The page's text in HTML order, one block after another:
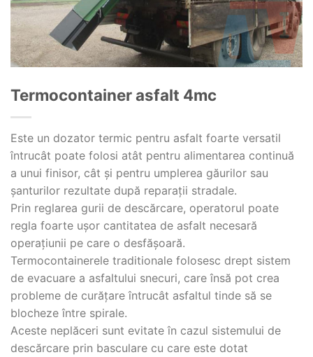
Termocontainer asfalt 4mc
Este un dozator termic pentru asfalt foarte versatil
întrucât poate folosi atât pentru alimentarea continuă
a unui finisor, cât și pentru umplerea găurilor sau
șanturilor rezultate după reparații stradale.
Prin reglarea gurii de descărcare, operatorul poate
regla foarte ușor cantitatea de asfalt necesară
operațiunii pe care o desfășoară.
Termocontainerele traditionale folosesc drept sistem
de evacuare a asfaltului snecuri, care însă pot crea
probleme de curățare întrucât asfaltul tinde să se
blocheze între spirale.
Aceste neplăceri sunt evitate în cazul sistemului de
descărcare prin basculare cu care este dotat